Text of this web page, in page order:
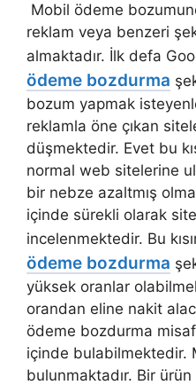
Mobil ödeme
reklam veya benzeri
almaktadır. İlk defa
ödeme bozdurma
bozum yapmak
reklamla öne çıkan
düşmektedir. Evet bu
normal web sitelerine
bir nebze azaltmış
içinde sürekli olarak
incelenmektedir. Bu
ödeme bozdurma
yüksek oranlar
orandan eline nakit
ödeme bozdurma
içinde bulabilmektedir.
bulunmaktadır. Bir